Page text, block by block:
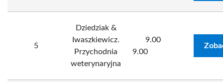
5
Dziedziak &
Iwaszkiewicz.
Przychodnia
weterynaryjna
9.00
9.00